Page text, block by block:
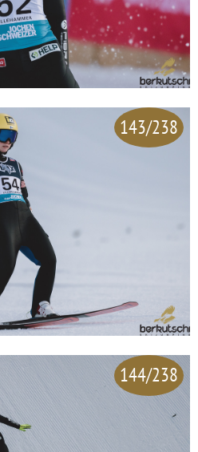
143/238
144/238